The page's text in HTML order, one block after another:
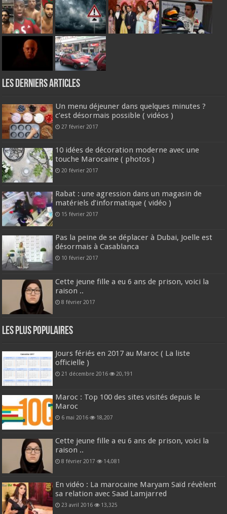
Les derniers articles
Un menu déjeuner dans quelques minutes ?
c’est désormais possible ( vidéos )
27 février 2017
10 idées de décoration moderne avec une
touche Marocaine ( photos )
20 février 2017
Rabat : une agression dans un magasin de
matériels d’informatique ( vidéo )
15 février 2017
Pas la peine de se déplacer à Dubai, Joelle est
désormais à Casablanca
10 février 2017
Cette jeune fille a eu 6 ans de prison, voici la
raison ..
8 février 2017
Les plus populaires
Jours fériés en 2017 au Maroc ( La liste
officielle )
21 décembre 2016 20,191
Maroc : Top 100 des sites visités depuis le
Maroc
6 mai 2016 18,207
Cette jeune fille a eu 6 ans de prison, voici la
raison ..
8 février 2017 14,081
En vidéo : La marocaine Maryam Saïd révèlent
sa relation avec Saad Lamjarred
23 avril 2016 13,325